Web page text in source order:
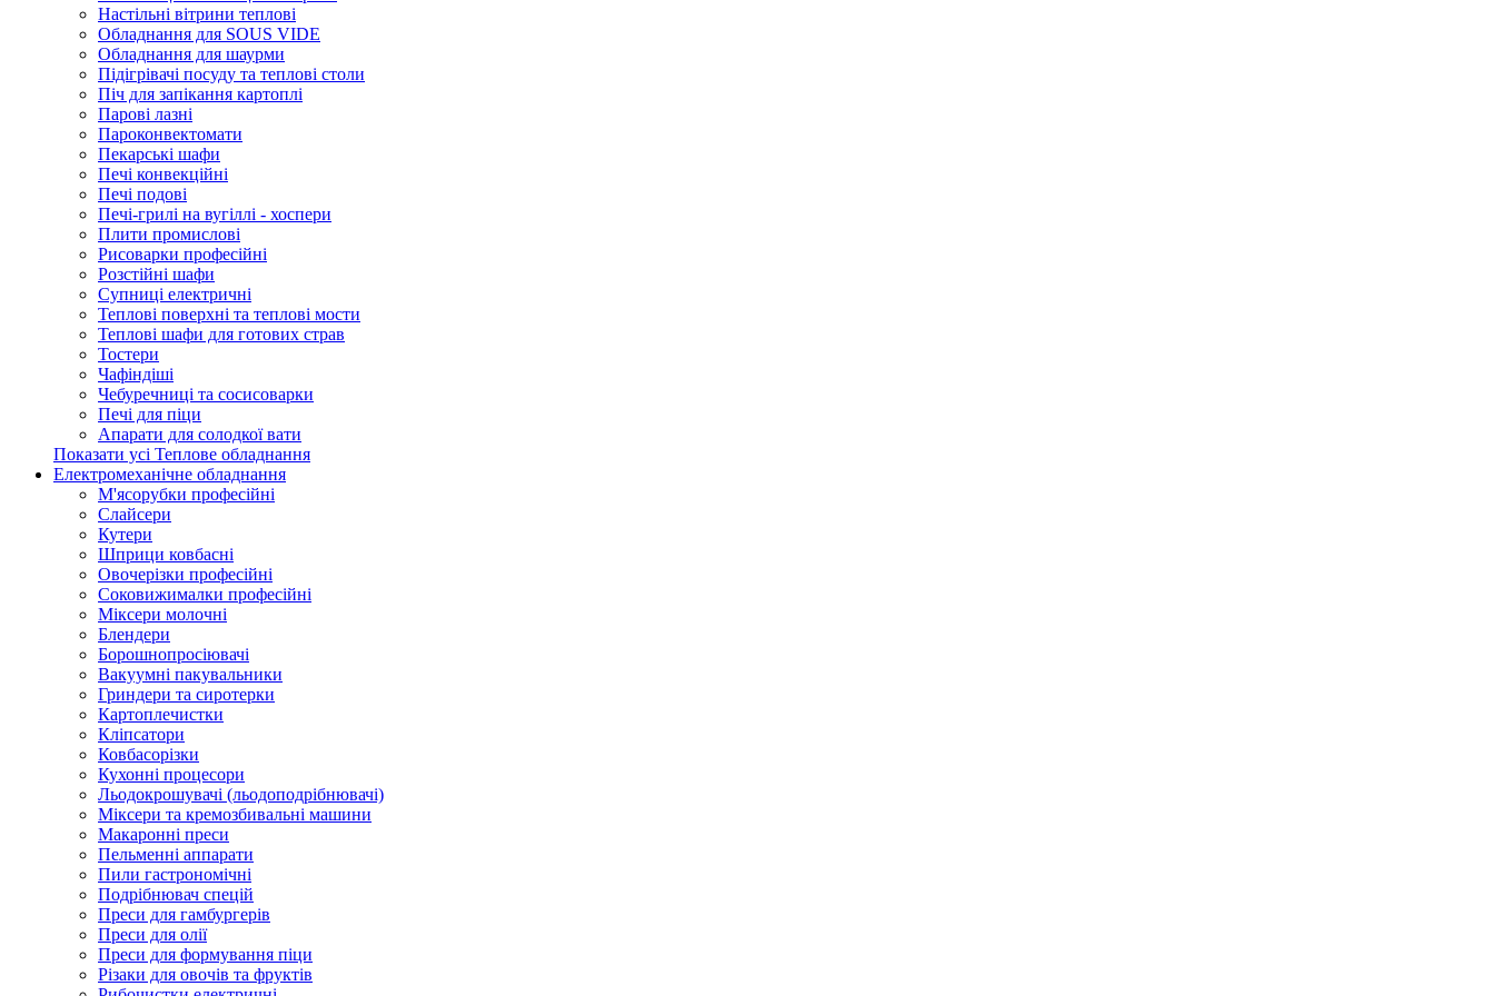
Настільні вітрини теплові
Обладнання для SOUS VIDE
Обладнання для шаурми
Підігрівачі посуду та теплові столи
Піч для запікання картоплі
Парові лазні
Пароконвектомати
Пекарські шафи
Печі конвекційні
Печі подові
Печі-грилі на вугіллі - хоспери
Плити промислові
Рисоварки професійні
Розстійні шафи
Супниці електричні
Теплові поверхні та теплові мости
Теплові шафи для готових страв
Тостери
Чафіндіші
Чебуречниці та сосисоварки
Печі для піци
Апарати для солодкої вати
Показати усі Теплове обладнання
Електромеханічне обладнання
М'ясорубки професійні
Слайсери
Кутери
Шприци ковбасні
Овочерізки професійні
Соковижималки професійні
Міксери молочні
Блендери
Борошнопросіювачі
Вакуумні пакувальники
Гриндери та сиротерки
Картоплечистки
Кліпсатори
Ковбасорізки
Кухонні процесори
Льодокрошувачі (льодоподрібнювачі)
Міксери та кремозбивальні машини
Макаронні преси
Пельменні аппарати
Пили гастрономічні
Подрібнювач спецій
Преси для гамбургерів
Преси для олії
Преси для формування піци
Різаки для овочів та фруктів